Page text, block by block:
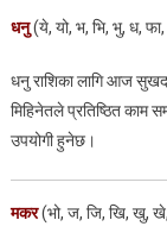
धनु(ये, यो, भ, भि, भु, ध,
धनु राशिका लागि आज सुखद
मिहिनेतले प्रतिष्ठित काम
उपयोगी हुनेछ।
मकर(भो, ज, जि, खि, खु, खे,